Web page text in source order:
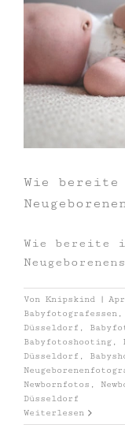
Wie bereite
Wie bereite
Von Knipskind |
Babyfotografessen ,
Düsseldorf ,
Babyfotoshooting ,
Düsseldorf ,
Newbornfotos ,
Düsseldorf
Weiterlesen